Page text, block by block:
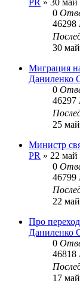
0
46298
30
Миграция
Даниленко
0
46297
25
Министр
PR » 22 май
0
46799
22
Про
Даниленко
0
46818
17